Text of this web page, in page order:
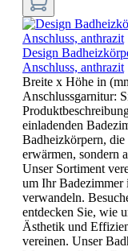
Design
Anschluss, anthrazit
Breite x Höhe in
Anschlussgarnitur:
einladenden
Badheizkörpern,
erwärmen, sondern
Unser Sortiment
um Ihr Badezimmer
verwandeln.
entdecken Sie, wie
Ästhetik und
vereinen. Unser